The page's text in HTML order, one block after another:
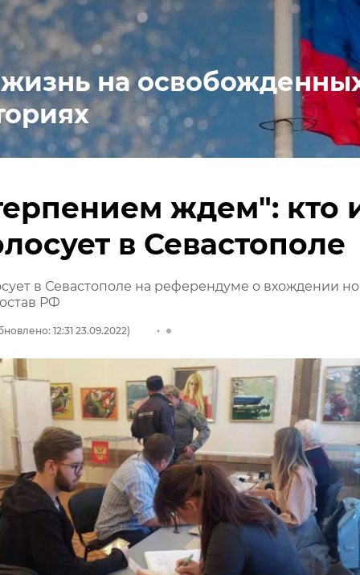
на
ждем": кто
в Севастополе
в Севастополе на референдуме о вхождении
РФ
12:31 23.09.2022)